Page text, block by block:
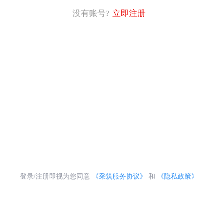
没有账号? 立即注册
登录/注册即视为您同意 《采筑服务协议》 和 《隐私政策》